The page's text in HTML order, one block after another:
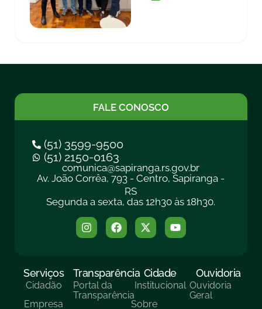
FALE CONOSCO
(51) 3599-9500
(51) 2150-0163
comunica@sapiranga.rs.gov.br
Av. João Corrêa, 793 - Centro, Sapiranga -
RS
Segunda a sexta, das 12h30 às 18h30.
Serviços
Cidadão
Empresa
Transparência
Portal da
Transparência
Cidade
Institucional
Sobre
Ouvidoria
Ouvidoria
Geral